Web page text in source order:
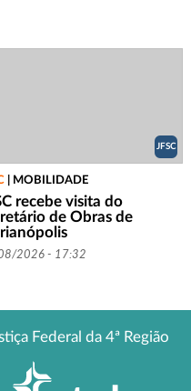
JFSC
MOBILIDADE
recebe visita do
de Obras de
2026 - 17:32
Federal da 4ª Região